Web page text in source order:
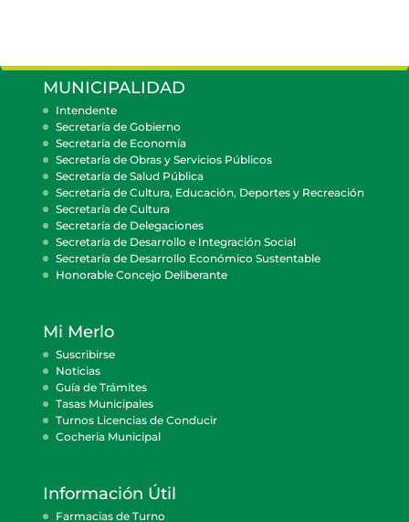
MUNICIPALIDAD
Intendente
Secretaría de Gobierno
Secretaría de Economía
Secretaría de Obras y Servicios Públicos
Secretaría de Salud Pública
Secretaría de Cultura, Educación, Deportes y Recreación
Secretaría de Cultura
Secretaría de Delegaciones
Secretaría de Desarrollo e Integración Social
Secretaría de Desarrollo Económico Sustentable
Honorable Concejo Deliberante
Mi Merlo
Suscribirse
Noticias
Guía de Trámites
Tasas Municipales
Turnos Licencias de Conducir
Cocheria Municipal
Información Útil
Farmacias de Turno